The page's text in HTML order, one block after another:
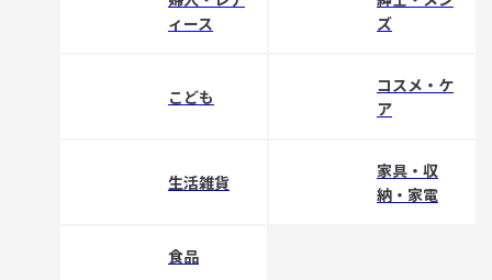
ィース
ズ
こども
コスメ・ケ
ア
生活雑貨
家具・収
納・家電
食品